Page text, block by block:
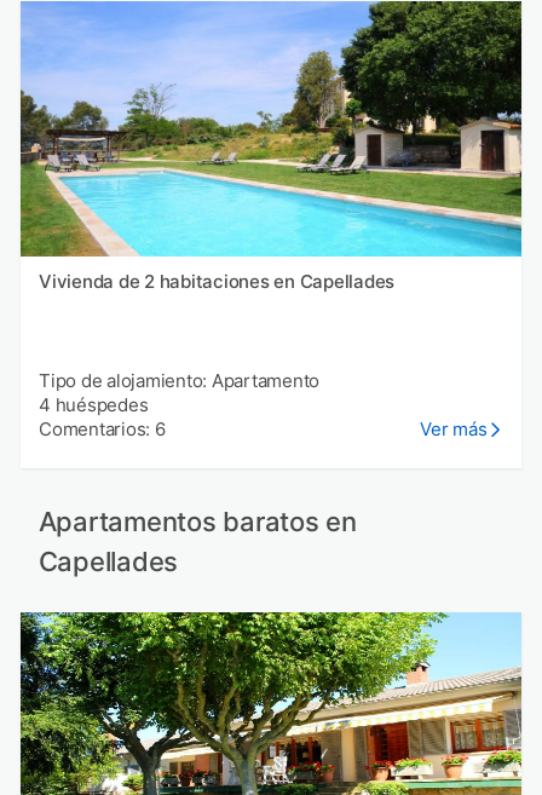
Vivienda de 2 habitaciones en Capellades
Tipo de alojamiento: Apartamento
4 huéspedes
Comentarios: 6
Ver más
Apartamentos baratos en
Capellades